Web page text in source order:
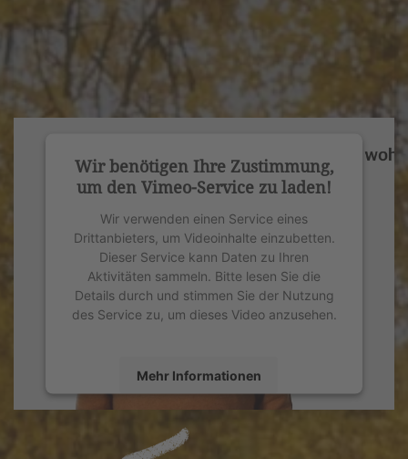
Wir benötigen Ihre Zustimmung,
um den Vimeo-Service zu laden!
Wir verwenden einen Service eines
Drittanbieters, um Videoinhalte einzubetten.
Dieser Service kann Daten zu Ihren
Aktivitäten sammeln. Bitte lesen Sie die
Details durch und stimmen Sie der Nutzung
des Service zu, um dieses Video anzusehen.
Mehr Informationen
powered by